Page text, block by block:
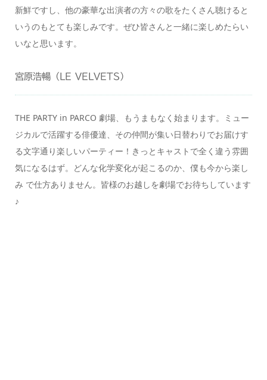
新鮮ですし、他の豪華な出演者の方々の歌をたくさん聴けると
いうのもとても楽しみです。ぜひ皆さんと一緒に楽しめたらい
いなと思います。
宮原浩暢（LE VELVETS）
THE PARTY in PARCO 劇場、もうまもなく始まります。ミュー
ジカルで活躍する俳優達、その仲間が集い日替わりでお届けす
る文字通り楽しいパーティー！きっとキャストで全く違う雰囲
気になるはず。どんな化学変化が起こるのか、僕も今から楽し
み で仕方ありません。皆様のお越しを劇場でお待ちしています
♪